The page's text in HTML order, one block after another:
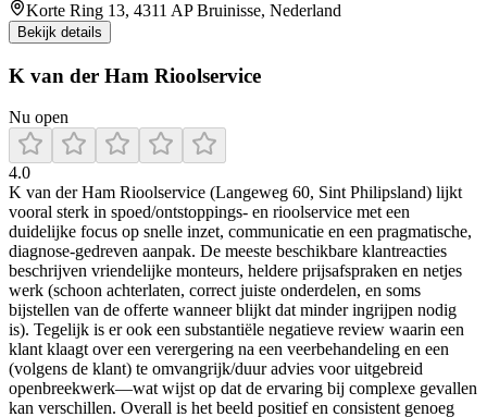
Korte Ring 13, 4311 AP Bruinisse, Nederland
Bekijk details
K van der Ham Rioolservice
Nu open
4.0
K van der Ham Rioolservice (Langeweg 60, Sint Philipsland) lijkt
vooral sterk in spoed/ontstoppings- en rioolservice met een
duidelijke focus op snelle inzet, communicatie en een pragmatische,
diagnose-gedreven aanpak. De meeste beschikbare klantreacties
beschrijven vriendelijke monteurs, heldere prijsafspraken en netjes
werk (schoon achterlaten, correct juiste onderdelen, en soms
bijstellen van de offerte wanneer blijkt dat minder ingrijpen nodig
is). Tegelijk is er ook een substantiële negatieve review waarin een
klant klaagt over een verergering na een veerbehandeling en een
(volgens de klant) te omvangrijk/duur advies voor uitgebreid
openbreekwerk—wat wijst op dat de ervaring bij complexe gevallen
kan verschillen. Overall is het beeld positief en consistent genoeg